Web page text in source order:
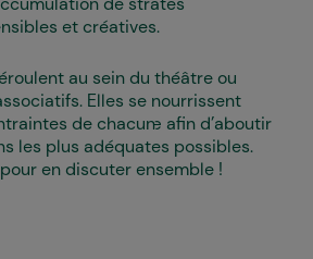
et créatives.
au sein du théâtre ou
Elles se nourrissent
de chacun·e afin d’aboutir
les plus adéquates possibles.
en discuter ensemble !